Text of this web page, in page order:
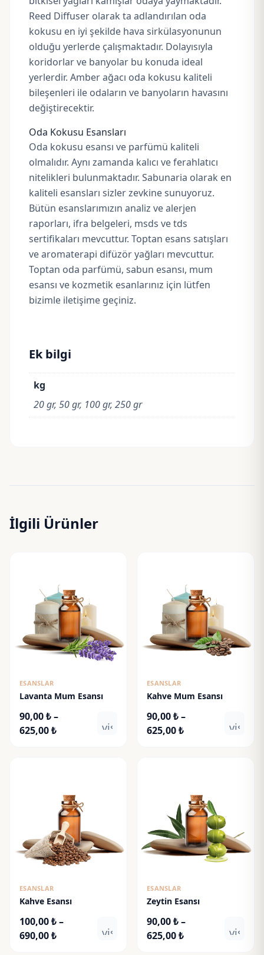
Reed Diffuser olarak ta adlandırılan oda
kokusu en iyi şekilde hava sirkülasyonunun
olduğu yerlerde çalışmaktadır. Dolayısıyla
koridorlar ve banyolar bu konuda ideal
yerlerdir. Amber ağacı oda kokusu kaliteli
bileşenleri ile odaların ve banyoların havasını
değiştirecektir.
Oda Kokusu Esansları
Oda kokusu esansı ve parfümü kaliteli
olmalıdır. Aynı zamanda kalıcı ve ferahlatıcı
nitelikleri bulunmaktadır. Sabunaria olarak en
kaliteli esansları sizler zevkine sunuyoruz.
Bütün esanslarımızın analiz ve alerjen
raporları, ifra belgeleri, msds ve tds
sertifikaları mevcuttur. Toptan esans satışları
ve aromaterapi difüzör yağları mevcuttur.
Toptan oda parfümü, sabun esansı, mum
esansı ve kozmetik esanlarınız için lütfen
bizimle iletişime geçiniz.
Ek bilgi
kg
20 gr, 50 gr, 100 gr, 250 gr
İlgili Ürünler
ESANSLAR
Lavanta Mum Esansı
90,00₺–
625,00₺Fiyat
visibility
ESANSLAR
Kahve Mum Esansı
90,00₺–
625,00₺Fiyat
ESANSLAR
Kahve Esansı
100,00₺–
690,00₺Fiyat
visibility
ESANSLAR
Zeytin Esansı
90,00₺–
625,00₺Fiyat